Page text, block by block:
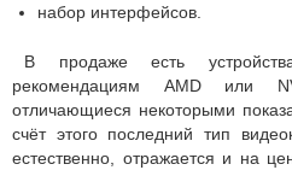
набор интерфейсов.
В продаже есть
рекомендациям AMD или
отличающиеся некоторыми
счёт этого последний тип
естественно, отражается и на